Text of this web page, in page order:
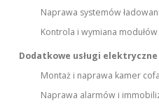
Naprawa systemów
Kontrola i wymiana
Dodatkowe usługi elektryczne
Montaż i naprawa kamer
Naprawa alarmów i